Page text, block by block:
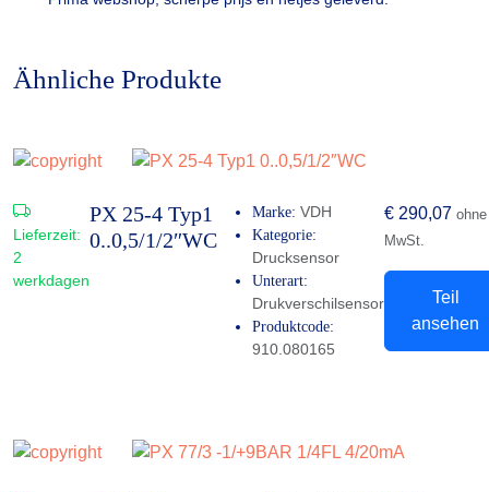
Ähnliche Produkte
Lieferzeit:
2
werkdagen
PX 25-4 Typ1
0..0,5/1/2″WC
Marke: VDH
Kategorie:
Drucksensor
Unterart:
Drukverschilsensor
Produktcode:
910.080165
€ 290,07 ohne
MwSt.
Teil
ansehen